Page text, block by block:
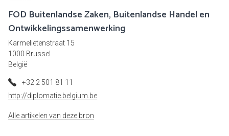
FOD Buitenlandse Zaken, Buitenlandse Handel en
Ontwikkelingssamenwerking
Karmelietenstraat 15
1000 Brussel
België
+32 2 501 81 11
http://diplomatie.belgium.be
Alle artikelen van deze bron